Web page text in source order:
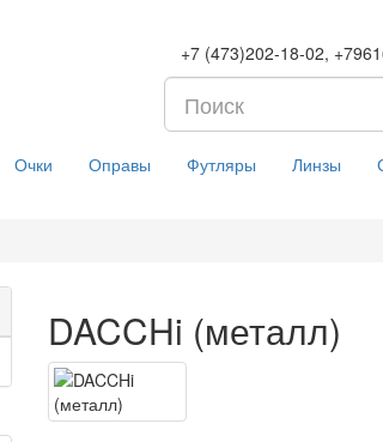
+7 (473)202-18-02,
Очки Оправы Футляры Линзы
DACCHi (металл)